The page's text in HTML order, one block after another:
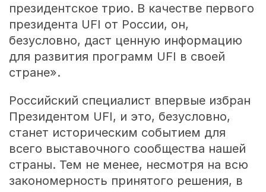
президентское трио. В качестве первого
президента UFI от России, он,
безусловно, даст ценную информацию
для развития программ UFI в своей
стране».
Российский специалист впервые избран
Президентом UFI, и это, безусловно,
станет историческим событием для
всего выставочного сообщества нашей
страны. Тем не менее, несмотря на всю
закономерность принятого решения, в